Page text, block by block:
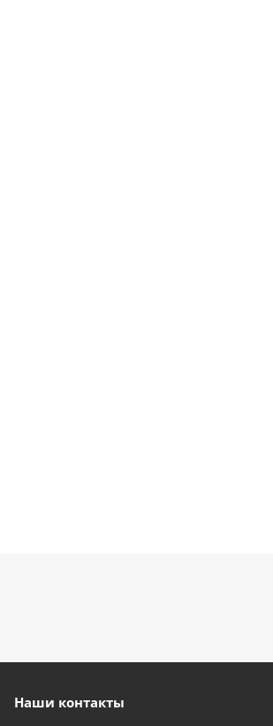
Наши контакты